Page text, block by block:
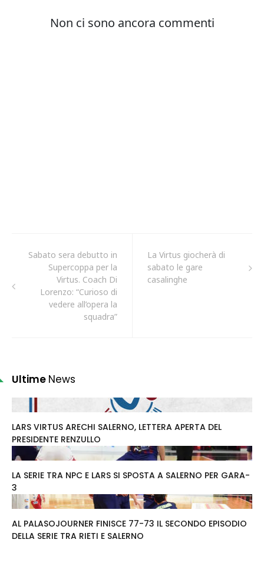
Sabato sera debutto in
Supercoppa per la
Virtus. Coach Di
Lorenzo: “Curioso di
vedere all’opera la
squadra”
La Virtus giocherà di
sabato le gare
casalinghe
Ultime News
LARS VIRTUS ARECHI SALERNO, LETTERA APERTA DEL
PRESIDENTE RENZULLO
LA SERIE TRA NPC E LARS SI SPOSTA A SALERNO PER GARA-
3
AL PALASOJOURNER FINISCE 77-73 IL SECONDO EPISODIO
DELLA SERIE TRA RIETI E SALERNO